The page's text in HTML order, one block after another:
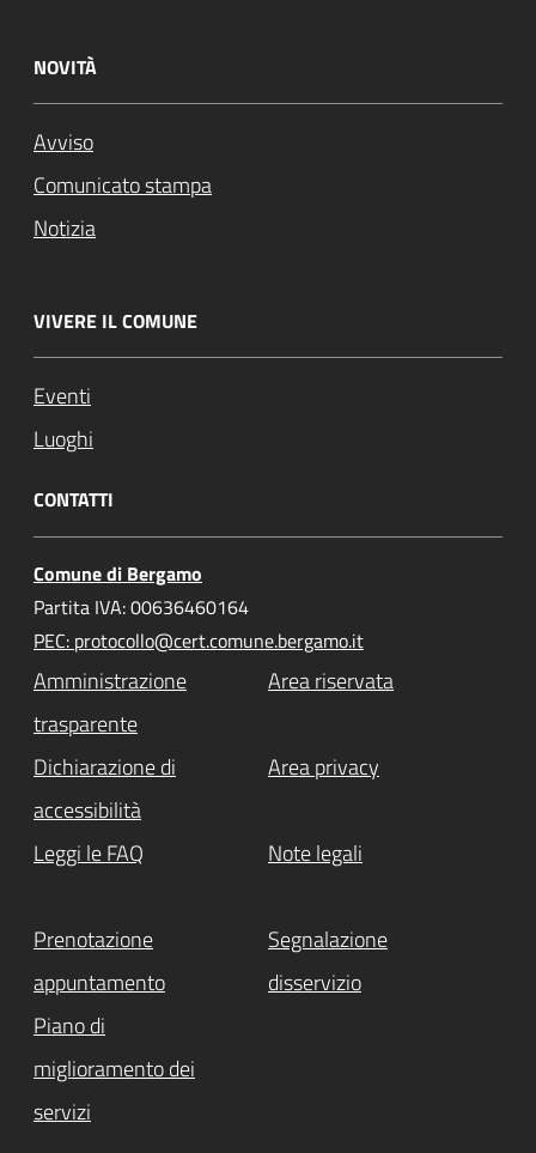
NOVITÀ
Avviso
Comunicato stampa
Notizia
VIVERE IL COMUNE
Eventi
Luoghi
CONTATTI
Comune di Bergamo
Partita IVA: 00636460164
PEC: protocollo@cert.comune.bergamo.it
Amministrazione
trasparente
Area riservata
Dichiarazione di
accessibilità
Area privacy
Leggi le FAQ Note legali
Prenotazione
appuntamento
Segnalazione
disservizio
Piano di
miglioramento dei
servizi